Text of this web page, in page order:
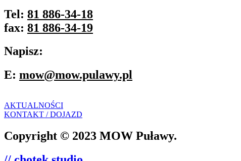
Tel: 81 886-34-18
fax: 81 886-34-19
Napisz:
E: mow@mow.pulawy.pl
AKTUALNOŚCI
KONTAKT / DOJAZD
Copyright © 2023 MOW Puławy.